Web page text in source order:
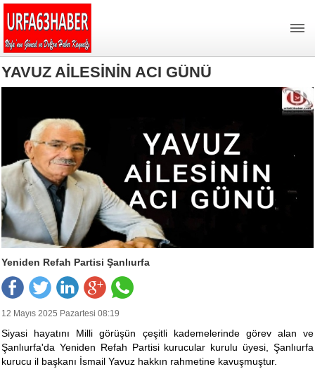
YAVUZ AİLESİNİN ACI GÜNÜ
Yeniden Refah Partisi Şanlıurfa
12 Mayıs 2025 Pazartesi 08:19
Siyasi hayatını Milli görüşün çeşitli kademelerinde görev alan ve
Şanlıurfa'da Yeniden Refah Partisi kurucular kurulu üyesi, Şanlıurfa
kurucu il başkanı İsmail Yavuz hakkın rahmetine kavuşmuştur.